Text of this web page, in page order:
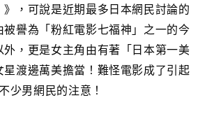
，可說是近期最多日本網民討論的
譽為「粉紅電影七福神」之一的今
，更是女主角由有著「日本第一美
渡邊萬美擔當！難怪電影成了引起
不少男網民的注意！